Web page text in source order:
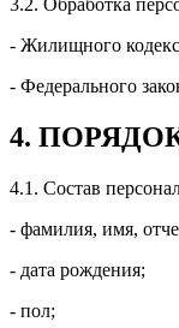
3.2. Обработка
- Жилищного
- Федерального
4.
4.1. Состав
- фамилия, имя,
- дата рождения;
- пол;